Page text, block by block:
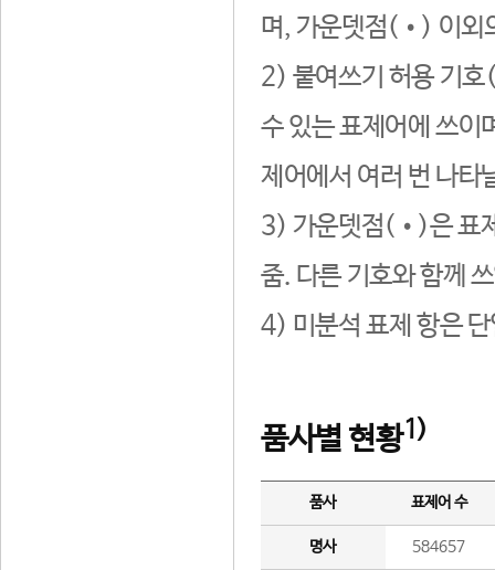
며, 가운뎃점(•) 이외
2) 붙여쓰기 허용 기호
수 있는 표제어에 쓰이
제어에서 여러 번 나타
3) 가운뎃점(•)은 표
줌. 다른 기호와 함께
4) 미분석 표제 항은
품사별 현황1)
품사 표제어 수
명사 584657